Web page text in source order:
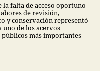
la falta de acceso oportuno
de revisión,
y conservación representó
uno de los acervos
más importantes